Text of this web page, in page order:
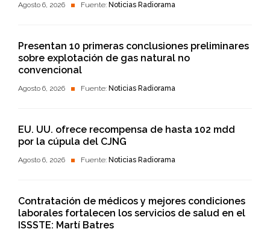
Agosto 6, 2026 Fuente: Noticias Radiorama
Presentan 10 primeras conclusiones preliminares
sobre explotación de gas natural no
convencional
Agosto 6, 2026 Fuente: Noticias Radiorama
EU. UU. ofrece recompensa de hasta 102 mdd
por la cúpula del CJNG
Agosto 6, 2026 Fuente: Noticias Radiorama
Contratación de médicos y mejores condiciones
laborales fortalecen los servicios de salud en el
ISSSTE: Martí Batres